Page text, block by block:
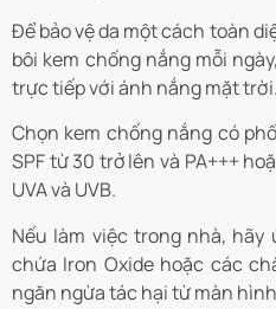
Để bảo vệ da một cách toàn
bôi kem chống nắng mỗi
trực tiếp với ánh nắng mặt trời.
Chọn kem chống nắng có
SPF từ 30 trở lên và PA+++
UVA và UVB.
Nếu làm việc trong nhà,
chứa Iron Oxide hoặc các
ngăn ngừa tác hại từ màn